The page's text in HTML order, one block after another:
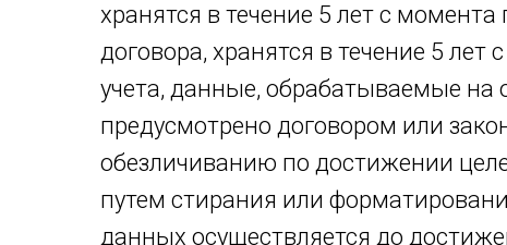
хранятся в течение 5 лет с
договора, хранятся в течение 5 лет
учета, данные, обрабатываемые на
предусмотрено договором или
обезличиванию по достижении
путем стирания или
данных осуществляется до